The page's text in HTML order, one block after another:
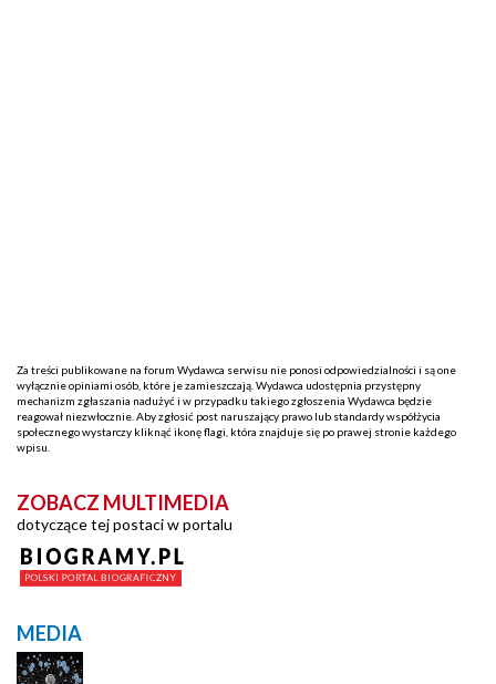
Za treści publikowane na forum Wydawca serwisu nie ponosi odpowiedzialności i są one
wyłącznie opiniami osób, które je zamieszczają. Wydawca udostępnia przystępny
mechanizm zgłaszania nadużyć i w przypadku takiego zgłoszenia Wydawca będzie
reagował niezwłocznie. Aby zgłosić post naruszający prawo lub standardy współżycia
społecznego wystarczy kliknąć ikonę flagi, która znajduje się po prawej stronie każdego
wpisu.
ZOBACZ MULTIMEDIA
dotyczące tej postaci w portalu
MEDIA